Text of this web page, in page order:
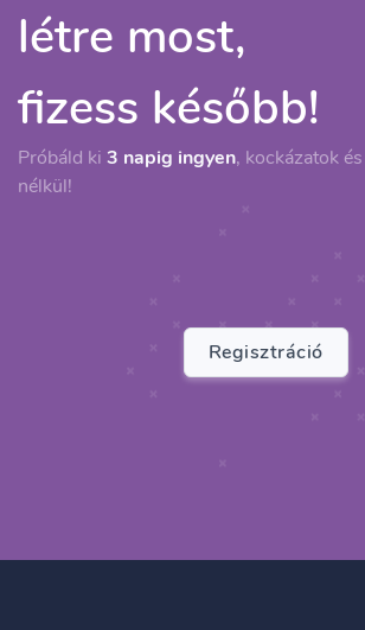
létre most,
fizess később!
Próbáld ki 3 napig ingyen, kockázatok
nélkül!
Regisztráció